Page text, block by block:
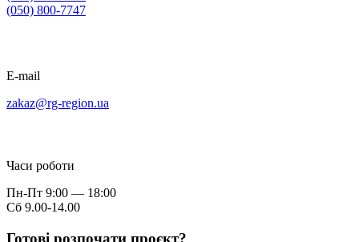
(050) 800-7747
E-mail
zakaz@rg-region.ua
Часи роботи
Пн-Пт 9:00 — 18:00
Сб 9.00-14.00
Готові розпочати проєкт?